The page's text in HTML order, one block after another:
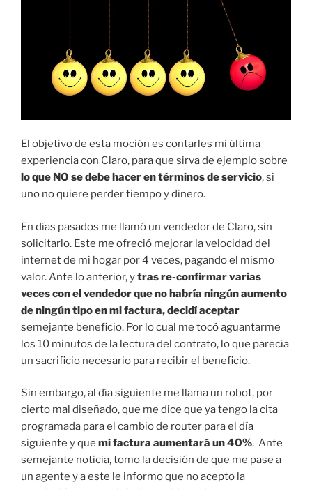
El objetivo de esta moción es contarles mi última
experiencia con Claro, para que sirva de ejemplo sobre
lo que NO se debe hacer en términos de servicio, si
uno no quiere perder tiempo y dinero.
En días pasados me llamó un vendedor de Claro, sin
solicitarlo. Este me ofreció mejorar la velocidad del
internet de mi hogar por 4 veces, pagando el mismo
valor. Ante lo anterior, ytras re-confirmar varias
veces con el vendedor que no habría ningún aumento
de ningún tipo en mi factura, decidí aceptar
semejante beneficio. Por lo cual me tocó aguantarme
los 10 minutos de la lectura del contrato, lo que parecía
un sacrificio necesario para recibir el beneficio.
Sin embargo, al día siguiente me llama un robot, por
cierto mal diseñado, que me dice que ya tengo la cita
programada para el cambio de router para el día
siguiente y que mi factura aumentará un 40%. Ante
semejante noticia, tomo la decisión de que me pase a
un agente y a este le informo que no acepto la